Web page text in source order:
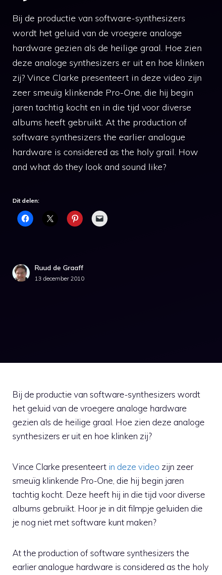
Bij de productie van software-synthesizers
wordt het geluid van de vroegere analoge
hardware gezien als de heilige graal. Hoe zien
deze analoge synthesizers er uit en hoe klinken
zij? Vince Clarke presenteert in deze video zijn
zeer smeuïg klinkende Pro-One, die hij begin
jaren tachtig kocht en in die tijd voor diverse
albums heeft gebruikt. At the production of
software synthesizers the earlier analogue
hardware is considered as the holy grail. How
and what do they look and sound like?
Dit delen:
Ruud de Graaff
13 december 2010
Bij de productie van software-synthesizers wordt
het geluid van de vroegere analoge hardware
gezien als de heilige graal. Hoe zien deze analoge
synthesizers er uit en hoe klinken zij?
Vince Clarke presenteert in deze video zijn zeer
smeuïg klinkende Pro-One, die hij begin jaren
tachtig kocht. Deze heeft hij in die tijd voor diverse
albums gebruikt. Hoor je in dit filmpje geluiden die
je nog niet met software kunt maken?
At the production of software synthesizers the
earlier analogue hardware is considered as the holy